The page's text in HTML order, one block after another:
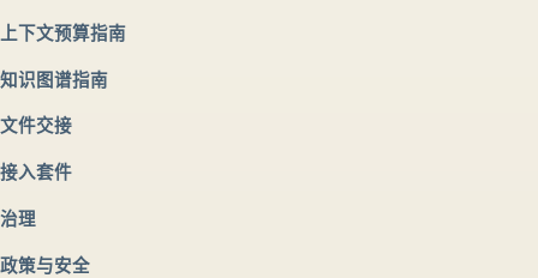
上下文预算指南
知识图谱指南
文件交接
接入套件
治理
政策与安全